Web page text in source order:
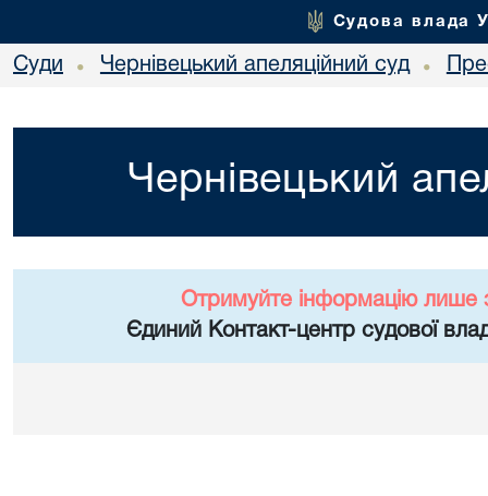
Судова влада
Суди • Чернівецький апеляційний суд •
Чернівецький
Отримуйте інформацію лише
Єдиний Контакт-центр судової